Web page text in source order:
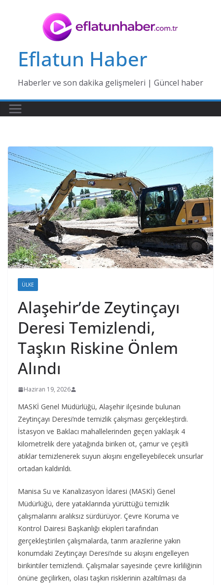
Eflatun Haber
Haberler ve son dakika gelişmeleri | Güncel haber
ÜLKE
Alaşehir’de Zeytinçayı
Deresi Temizlendi,
Taşkın Riskine Önlem
Alındı
Haziran 19, 2026
MASKİ Genel Müdürlüğü, Alaşehir ilçesinde bulunan
Zeytinçayı Deresi’nde temizlik çalışması gerçekleştirdi.
İstasyon ve Baklacı mahallelerinden geçen yaklaşık 4
kilometrelik dere yatağında biriken ot, çamur ve çeşitli
atıklar temizlenerek suyun akışını engelleyebilecek unsurlar
ortadan kaldırıldı.
Manisa Su ve Kanalizasyon İdaresi (MASKİ) Genel
Müdürlüğü, dere yataklarında yürüttüğü temizlik
çalışmalarını aralıksız sürdürüyor. Çevre Koruma ve
Kontrol Dairesi Başkanlığı ekipleri tarafından
gerçekleştirilen çalışmalarda, tarım arazilerine yakın
konumdaki Zeytinçayı Deresi’nde su akışını engelleyen
birikintiler temizlendi. Çalışmalar sayesinde çevre kirliliğinin
önüne geçilirken, olası taşkın risklerinin azaltılması da